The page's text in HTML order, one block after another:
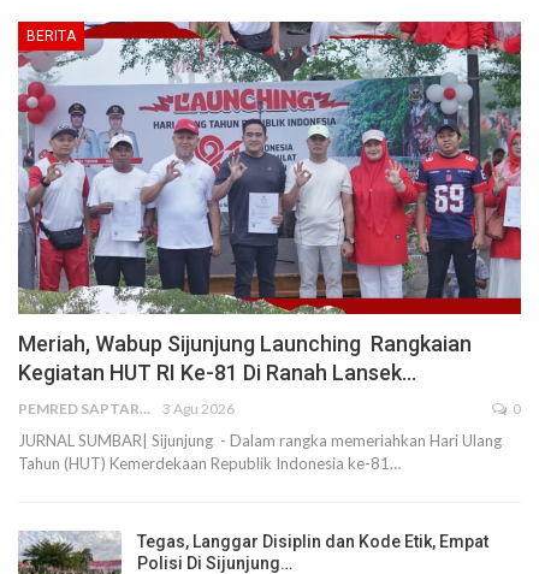
BERITA
Meriah, Wabup Sijunjung Launching Rangkaian
Kegiatan HUT RI Ke-81 Di Ranah Lansek…
PEMRED SAPTARIUS 3 Agu 2026 0
JURNAL SUMBAR| Sijunjung - Dalam rangka memeriahkan Hari Ulang
Tahun (HUT) Kemerdekaan Republik Indonesia ke-81…
Tegas, Langgar Disiplin dan Kode Etik, Empat
Polisi Di Sijunjung…